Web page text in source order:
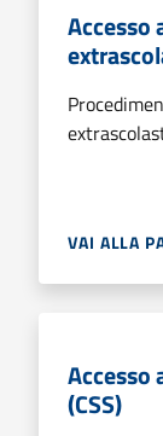
Accesso
VAI ALLA
Accesso
(CSS)